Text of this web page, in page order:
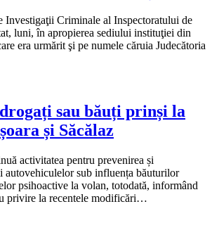
Criminale al Inspectoratului de
luni, în apropierea sediului instituţiei din
era urmărit şi pe numele căruia Judecătoria
sau băuți prinși la
și Săcălaz
activitatea pentru prevenirea și
autovehiculelor sub influența băuturilor
psihoactive la volan, totodată, informând
privire la recentele modificări…